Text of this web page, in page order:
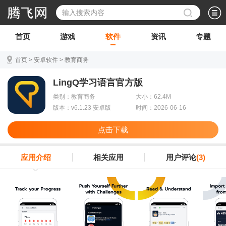
首页 游戏 软件 资讯 专题
首页 > 安卓软件 > 教育商务
LingQ学习语言官方版
类别：教育商务
大小：62.4M
版本：v6.1.23 安卓版
时间：2026-06-16
点击下载
应用介绍 相关应用 用户评论(3)